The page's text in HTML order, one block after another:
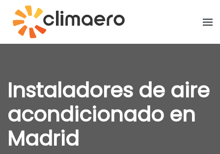
Ir al contenido principal
Instaladores de aire
acondicionado en
Madrid